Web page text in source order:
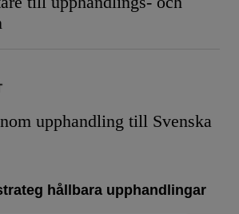
upphandling till Svenska
hållbara upphandlingar